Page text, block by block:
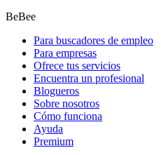
BeBee
Para buscadores de empleo
Para empresas
Ofrece tus servicios
Encuentra un profesional
Blogueros
Sobre nosotros
Cómo funciona
Ayuda
Premium